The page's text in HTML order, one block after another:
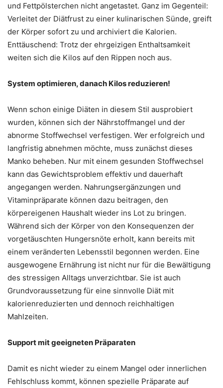
und Fettpölsterchen nicht angetastet. Ganz im Gegenteil:
Verleitet der Diätfrust zu einer kulinarischen Sünde, greift
der Körper sofort zu und archiviert die Kalorien.
Enttäuschend: Trotz der ehrgeizigen Enthaltsamkeit
weiten sich die Kilos auf den Rippen noch aus.
System optimieren, danach Kilos reduzieren!
Wenn schon einige Diäten in diesem Stil ausprobiert
wurden, können sich der Nährstoffmangel und der
abnorme Stoffwechsel verfestigen. Wer erfolgreich und
langfristig abnehmen möchte, muss zunächst dieses
Manko beheben. Nur mit einem gesunden Stoffwechsel
kann das Gewichtsproblem effektiv und dauerhaft
angegangen werden. Nahrungsergänzungen und
Vitaminpräparate können dazu beitragen, den
körpereigenen Haushalt wieder ins Lot zu bringen.
Während sich der Körper von den Konsequenzen der
vorgetäuschten Hungersnöte erholt, kann bereits mit
einem veränderten Lebensstil begonnen werden. Eine
ausgewogene Ernährung ist nicht nur für die Bewältigung
des stressigen Alltags unverzichtbar. Sie ist auch
Grundvoraussetzung für eine sinnvolle Diät mit
kalorienreduzierten und dennoch reichhaltigen
Mahlzeiten.
Support mit geeigneten Präparaten
Damit es nicht wieder zu einem Mangel oder innerlichen
Fehlschluss kommt, können spezielle Präparate auf